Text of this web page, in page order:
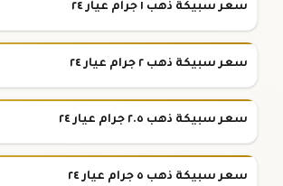
سعر سبيكة ذهب ١ جرام عيار ٢٤
سعر سبيكة ذهب ٢ جرام عيار ٢٤
سعر سبيكة ذهب ٢.٥ جرام عيار ٢٤
سعر سبيكة ذهب ٥ جرام عيار ٢٤